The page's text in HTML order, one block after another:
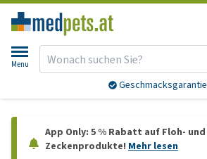
Menu
Geschmacksgarantie
App Only: 5 % Rabatt auf Floh- und
Zeckenprodukte! Mehr lesen